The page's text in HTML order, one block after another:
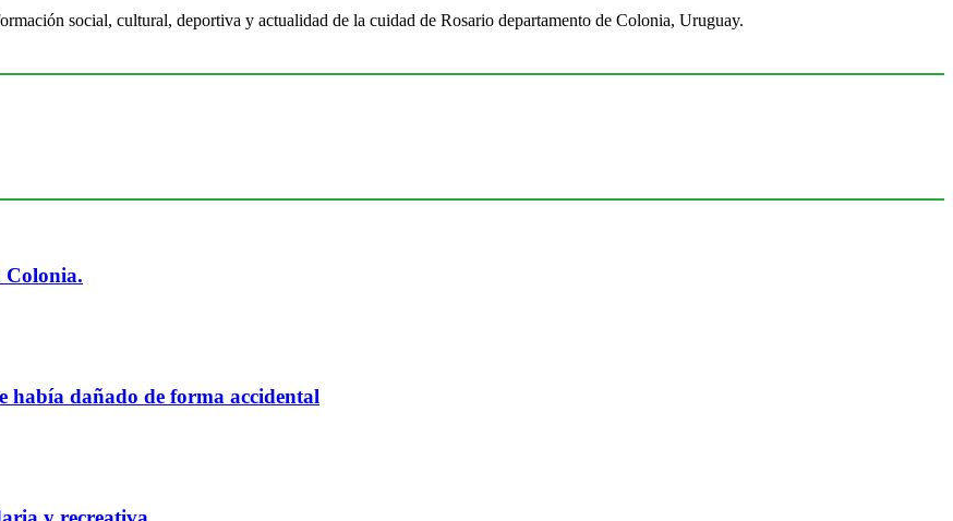
social, cultural, deportiva y actualidad de la cuidad de Rosario departamento de Colonia, Uruguay.
Colonia.
había dañado de forma accidental